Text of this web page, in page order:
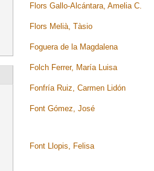
Flors Gallo-Alcántara, Amelia C.
Flors Melià, Tàsio
Foguera de la Magdalena
Folch Ferrer, María Luisa
Fonfría Ruiz, Carmen Lidón
Font Gómez, José
Font Llopis, Felisa